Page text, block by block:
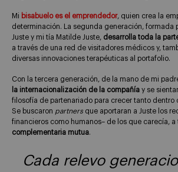
Mi bisabuelo es el emprendedor, quien crea la
determinación. La segunda generación, formada
Juste y mi tía Matilde Juste, desarrolla toda la
a través de una red de visitadores médicos y,
diversas innovaciones terapéuticas al portafolio.
Con la tercera generación, de la mano de mi
la internacionalización de la compañía y se
filosofía de partenariado para crecer tanto dentro
Se buscaron partners que aportaran a Juste los
financieros como humanos– de los que carecía, a
complementaria mutua.
Cada relevo